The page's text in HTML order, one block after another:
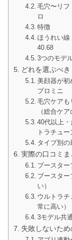
毛穴〜リ
ロ
特徴
ほうれい
40.68
3つのモデ
どれを選ぶべ
美顔器が
プロミニ
毛穴ケア
（総合ケア
40代以上
トラチュ
タイプ別
実際の口コミま
ブースター
ブースタ
い）
ウルトラ
常に高い）
3モデル共
失敗しないた